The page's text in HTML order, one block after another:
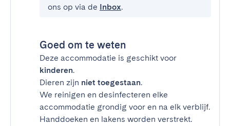
ons op via de Inbox.
Goed om te weten
Deze accommodatie is geschikt voor
kinderen.
Dieren zijn niet toegestaan.
We reinigen en desinfecteren elke
accommodatie grondig voor en na elk verblijf.
Handdoeken en lakens worden verstrekt.